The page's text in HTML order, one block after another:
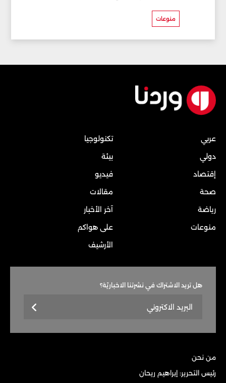
منوعات
عربي
دولي
إقتصاد
صحة
رياضة
منوعات
تكنولوجيا
بيئة
فيديو
مقالات
آخر الأخبار
على هواكم
الأرشيف
هل تريد الاشتراك في نشرتنا الاخباريّة؟
من نحن
رئيس التحرير: إبراهيم ريحان